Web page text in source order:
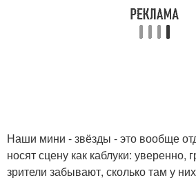
Наши мини - звёзды - это вообще
носят сцену как каблуки: уверенно,
зрители забывают, сколько там у